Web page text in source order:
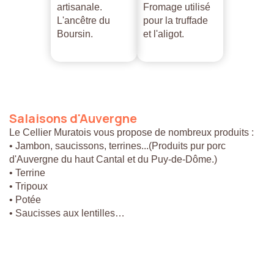
artisanale.
L'ancêtre du
Boursin.
Fromage utilisé
pour la truffade
et l'aligot.
Salaisons d'Auvergne
Le Cellier Muratois vous propose de nombreux produits :
• Jambon, saucissons, terrines...(Produits pur porc
d'Auvergne du haut Cantal et du Puy-de-Dôme.)
• Terrine
• Tripoux
• Potée
• Saucisses aux lentilles…